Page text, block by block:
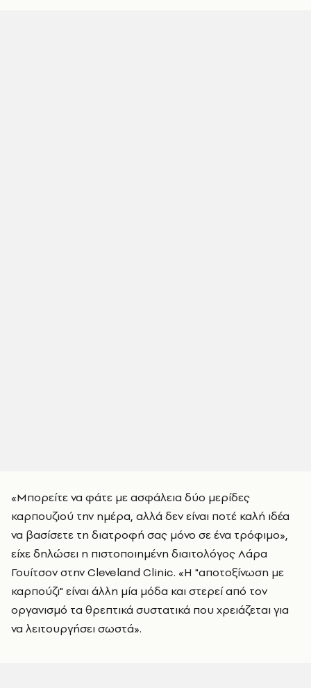
«Μπορείτε να φάτε με ασφάλεια δύο μερίδες
καρπουζιού την ημέρα, αλλά δεν είναι ποτέ καλή ιδέα
να βασίσετε τη διατροφή σας μόνο σε ένα τρόφιμο»,
είχε δηλώσει η πιστοποιημένη διαιτολόγος Λάρα
Γουίτσον στην Cleveland Clinic. «Η "αποτοξίνωση με
καρπούζι" είναι άλλη μία μόδα και στερεί από τον
οργανισμό τα θρεπτικά συστατικά που χρειάζεται για
να λειτουργήσει σωστά».